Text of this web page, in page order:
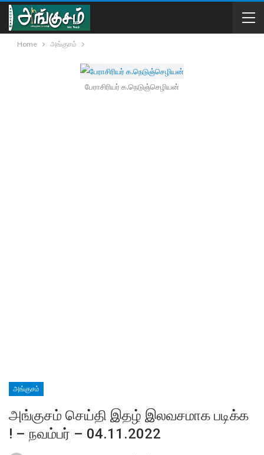
Home அங்குசம்
பேராசிரியர் க.நெடுஞ்செழியன்
அங்குசம்
அங்குசம் செய்தி இதழ் இலவசமாக படிக்க
! – நவம்பர் – 04.11.2022